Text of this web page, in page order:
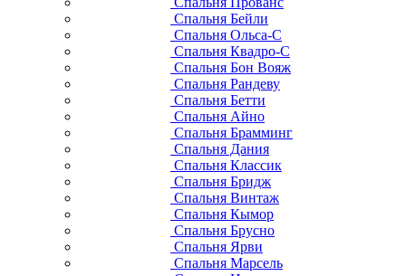
Спальня Бейли
Спальня Ольса-С
Спальня Квадро-С
Спальня Бон Вояж
Спальня Рандеву
Спальня Бетти
Спальня Айно
Спальня Брамминг
Спальня Дания
Спальня Классик
Спальня Бридж
Спальня Винтаж
Спальня Кымор
Спальня Брусно
Спальня Ярви
Спальня Марсель